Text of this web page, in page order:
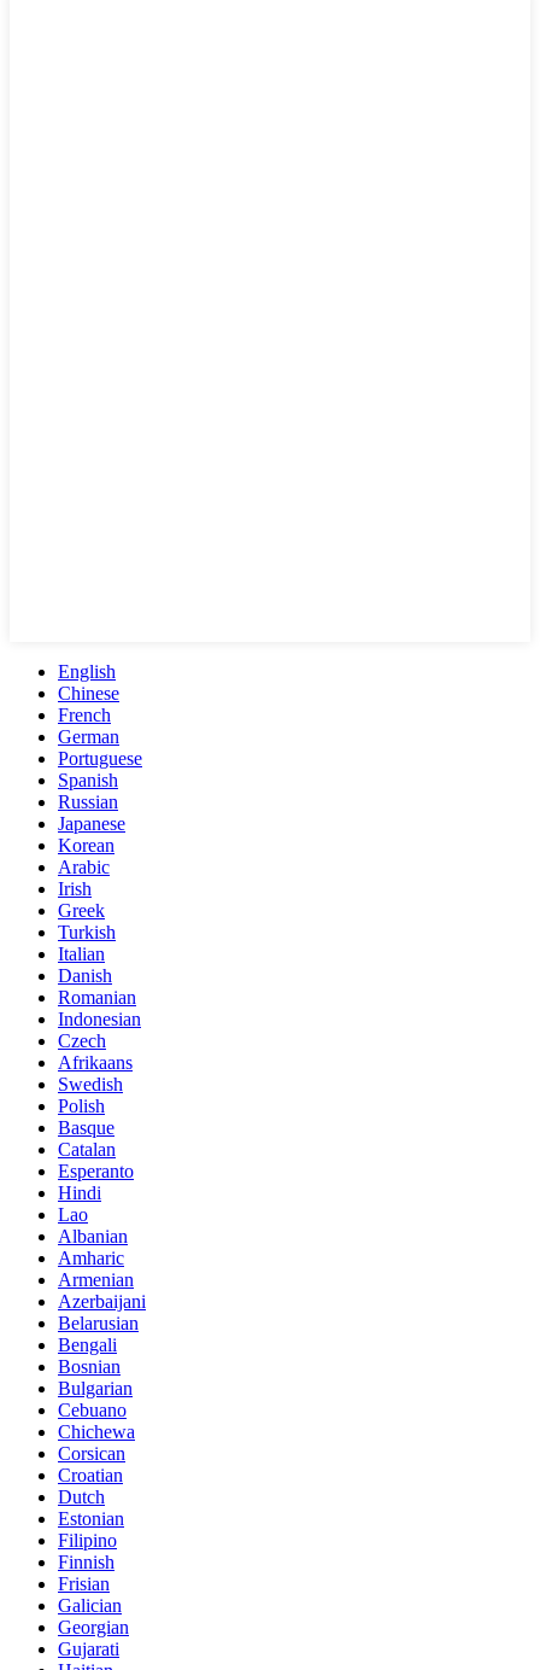
English
Chinese
French
German
Portuguese
Spanish
Russian
Japanese
Korean
Arabic
Irish
Greek
Turkish
Italian
Danish
Romanian
Indonesian
Czech
Afrikaans
Swedish
Polish
Basque
Catalan
Esperanto
Hindi
Lao
Albanian
Amharic
Armenian
Azerbaijani
Belarusian
Bengali
Bosnian
Bulgarian
Cebuano
Chichewa
Corsican
Croatian
Dutch
Estonian
Filipino
Finnish
Frisian
Galician
Georgian
Gujarati